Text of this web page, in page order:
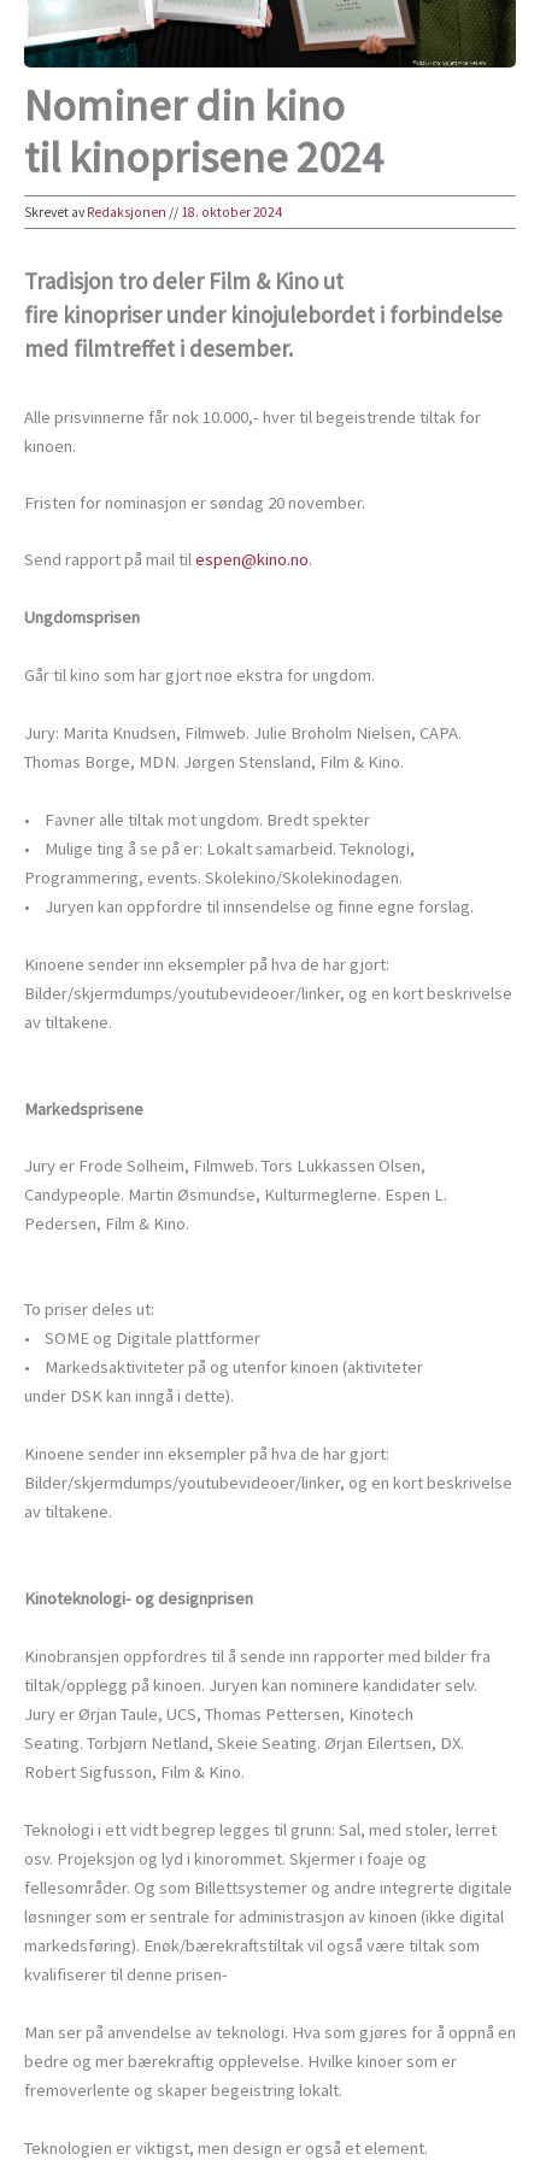
Nominer din kino
til kinoprisene 2024
Skrevet avRedaksjonen // 18. oktober 2024
Tradisjon tro deler Film & Kino ut
fire kinopriser under kinojulebordet i forbindelse
med filmtreffet i desember.
Alle prisvinnerne får nok 10.000,- hver til begeistrende tiltak for
kinoen.
Fristen for nominasjon er søndag 20 november.
Send rapport på mail tilespen@kino.no.
Ungdomsprisen
Går til kino som har gjort noe ekstra for ungdom.
Jury: Marita Knudsen, Filmweb. Julie Broholm Nielsen, CAPA.
Thomas Borge, MDN. Jørgen Stensland, Film & Kino.
• Favner alle tiltak mot ungdom. Bredt spekter
• Mulige ting å se på er: Lokalt samarbeid. Teknologi,
Programmering, events. Skolekino/Skolekinodagen.
• Juryen kan oppfordre til innsendelse og finne egne forslag.
Kinoene sender inn eksempler på hva de har gjort:
Bilder/skjermdumps/youtubevideoer/linker, og en kort beskrivelse
av tiltakene.
Markedsprisene
Jury er Frode Solheim, Filmweb. Tors Lukkassen Olsen,
Candypeople. Martin Øsmundse, Kulturmeglerne. Espen L.
Pedersen, Film & Kino.
To priser deles ut:
• SOME og Digitale plattformer
• Markedsaktiviteter på og utenfor kinoen (aktiviteter
under DSK kan inngå i dette).
Kinoene sender inn eksempler på hva de har gjort:
Bilder/skjermdumps/youtubevideoer/linker, og en kort beskrivelse
av tiltakene.
Kinoteknologi- og designprisen
Kinobransjen oppfordres til å sende inn rapporter med bilder fra
tiltak/opplegg på kinoen. Juryen kan nominere kandidater selv.
Jury er Ørjan Taule, UCS, Thomas Pettersen, Kinotech
Seating. Torbjørn Netland, Skeie Seating. Ørjan Eilertsen, DX.
Robert Sigfusson, Film & Kino.
Teknologi i ett vidt begrep legges til grunn: Sal, med stoler, lerret
osv. Projeksjon og lyd i kinorommet. Skjermer i foaje og
fellesområder. Og som Billettsystemer og andre integrerte digitale
løsninger som er sentrale for administrasjon av kinoen (ikke digital
markedsføring). Enøk/bærekraftstiltak vil også være tiltak som
kvalifiserer til denne prisen-
Man ser på anvendelse av teknologi. Hva som gjøres for å oppnå en
bedre og mer bærekraftig opplevelse. Hvilke kinoer som er
fremoverlente og skaper begeistring lokalt.
Teknologien er viktigst, men design er også et element.